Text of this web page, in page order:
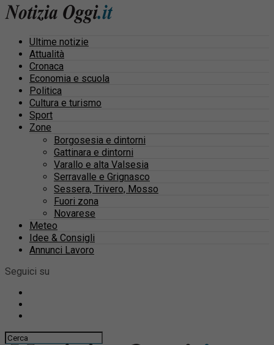
Ultime notizie
Attualità
Cronaca
Economia e scuola
Politica
Cultura e turismo
Sport
Zone
Borgosesia e dintorni
Gattinara e dintorni
Varallo e alta Valsesia
Serravalle e Grignasco
Sessera, Trivero, Mosso
Fuori zona
Novarese
Meteo
Idee & Consigli
Annunci Lavoro
Seguici su